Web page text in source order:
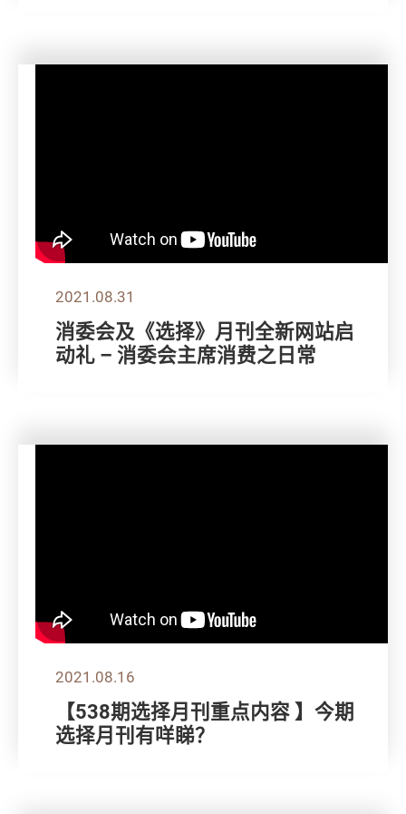
2021.08.31
消委会及《选择》月刊全新网站启
动礼 – 消委会主席消费之日常
2021.08.16
【538期选择月刊重点内容 】今期
选择月刊有咩睇？